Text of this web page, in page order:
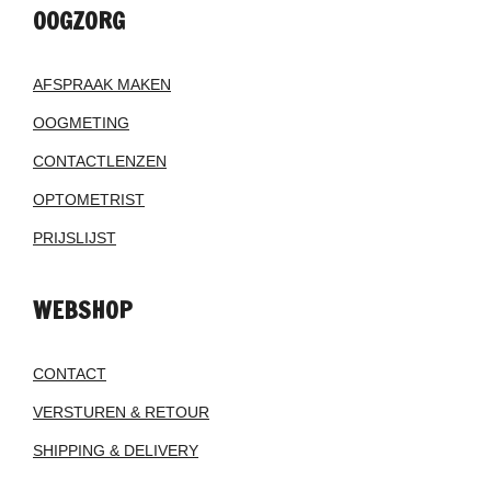
OOGZORG
AFSPRAAK MAKEN
OOGMETING
CONTACTLENZEN
OPTOMETRIST
PRIJSLIJST
WEBSHOP
CONTACT
VERSTUREN & RETOUR
SHIPPING & DELIVERY